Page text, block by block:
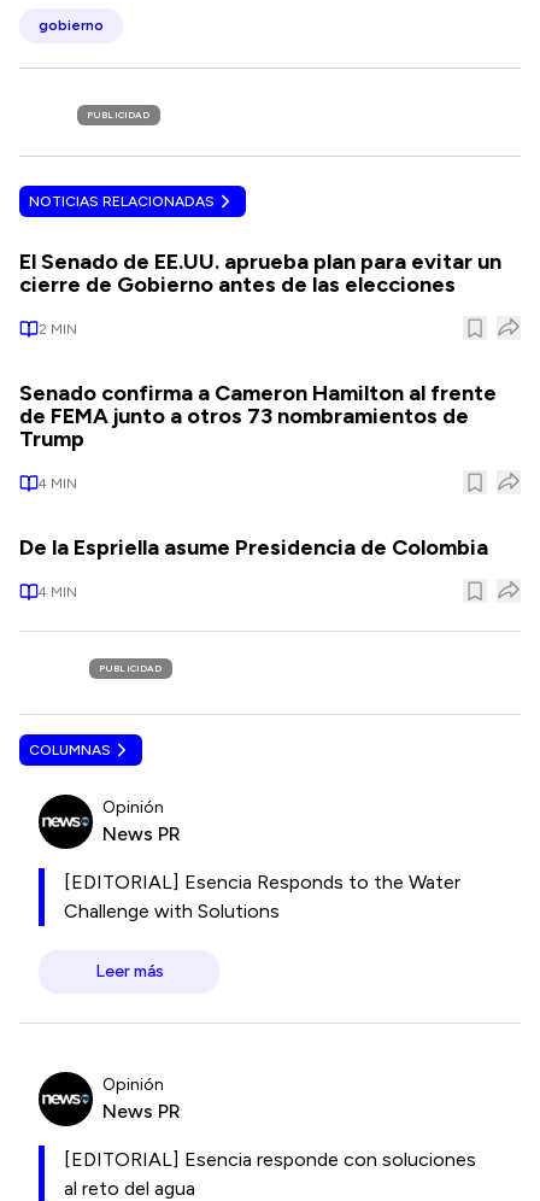
gobierno
PUBLICIDAD
NOTICIAS RELACIONADAS
El Senado de EE.UU. aprueba plan para evitar un
cierre de Gobierno antes de las elecciones
2 MIN
Senado confirma a Cameron Hamilton al frente
de FEMA junto a otros 73 nombramientos de
Trump
4 MIN
De la Espriella asume Presidencia de Colombia
4 MIN
PUBLICIDAD
COLUMNAS
Opinión
News PR
[EDITORIAL] Esencia Responds to the Water
Challenge with Solutions
Leer más
Opinión
News PR
[EDITORIAL] Esencia responde con soluciones
al reto del agua